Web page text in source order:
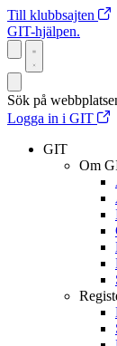
Till klubbsajten
GIT-hjälpen.
Sök på
Logga in i GIT
GIT
Om